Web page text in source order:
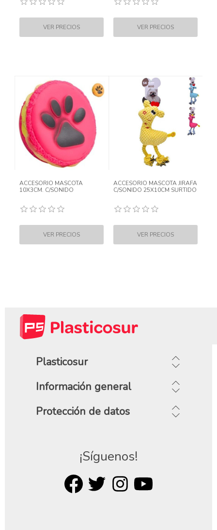
ACCESORIO MASCOTA
10X3CM. C/SONIDO
ACCESORIO MASCOTA JIRAFA
C/SONIDO 25X10CM SURTIDO
Plasticosur
Información general
Protección de datos
¡Síguenos!